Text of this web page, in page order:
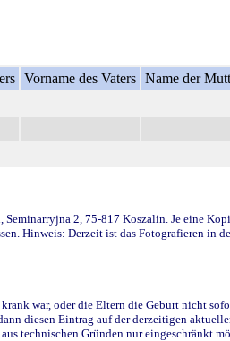
Vorname des Vaters Name der
2, 75-817 Koszalin. Je eine
Hinweis: Derzeit ist das Fotografieren in
war, oder die Eltern die Geburt nicht
diesen Eintrag auf der derzeitigen
technischen Gründen nur eingeschränkt